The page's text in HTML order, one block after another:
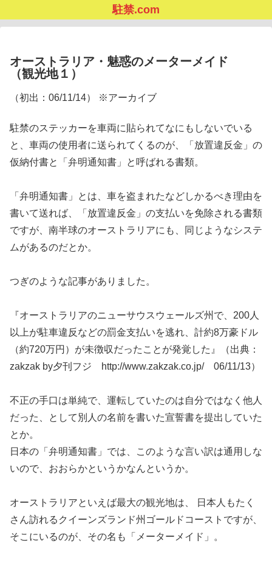
駐禁.com
オーストラリア・魅惑のメーターメイド
（観光地１）
（初出：06/11/14） ※アーカイブ
駐禁のステッカーを車両に貼られてなにもしないでいる
と、車両の使用者に送られてくるのが、「放置違反金」の
仮納付書と「弁明通知書」と呼ばれる書類。
「弁明通知書」とは、車を盗まれたなどしかるべき理由を
書いて送れば、「放置違反金」の支払いを免除される書類
ですが、南半球のオーストラリアにも、同じようなシステ
ムがあるのだとか。
つぎのような記事がありました。
『オーストラリアのニューサウスウェールズ州で、200人
以上が駐車違反などの罰金支払いを逃れ、計約8万豪ドル
（約720万円）が未徴収だったことが発覚した』（出典：
zakzak by夕刊フジ http://www.zakzak.co.jp/ 06/11/13）
不正の手口は単純で、運転していたのは自分ではなく他人
だった、として別人の名前を書いた宣誓書を提出していた
とか。
日本の「弁明通知書」では、このような言い訳は通用しな
いので、おおらかというかなんというか。
オーストラリアといえば最大の観光地は、 日本人もたく
さん訪れるクイーンズランド州ゴールドコーストですが、
そこにいるのが、その名も「メーターメイド」。